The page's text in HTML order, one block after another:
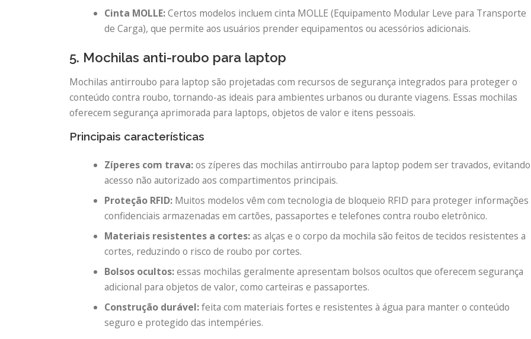
Cinta MOLLE:Certos modelos incluem cinta MOLLE (Equipamento Modular Leve para Transporte
de Carga), que permite aos usuários prender equipamentos ou acessórios adicionais.
5. Mochilas anti-roubo para laptop
Mochilas antirroubo para laptop são projetadas com recursos de segurança integrados para proteger o
conteúdo contra roubo, tornando-as ideais para ambientes urbanos ou durante viagens. Essas mochilas
oferecem segurança aprimorada para laptops, objetos de valor e itens pessoais.
Principais características
Zíperes com trava:os zíperes das mochilas antirroubo para laptop podem ser travados, evitando
acesso não autorizado aos compartimentos principais.
Proteção RFID: Muitos modelos vêm com tecnologia de bloqueio RFID para proteger informações
confidenciais armazenadas em cartões, passaportes e telefones contra roubo eletrônico.
Materiais resistentes a cortes:as alças e o corpo da mochila são feitos de tecidos resistentes a
cortes, reduzindo o risco de roubo por cortes.
Bolsos ocultos:essas mochilas geralmente apresentam bolsos ocultos que oferecem segurança
adicional para objetos de valor, como carteiras e passaportes.
Construção durável:feita com materiais fortes e resistentes à água para manter o conteúdo
seguro e protegido das intempéries.